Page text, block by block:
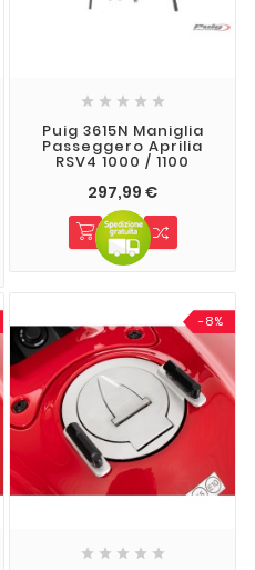
    
Puig 3615N Maniglia
Passeggero Aprilia
RSV4 1000 / 1100
297,99 €
-8%
    